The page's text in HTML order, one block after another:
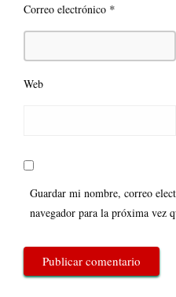
Correo electrónico *
Web
Guardar mi nombre, correo
navegador para la próxima vez